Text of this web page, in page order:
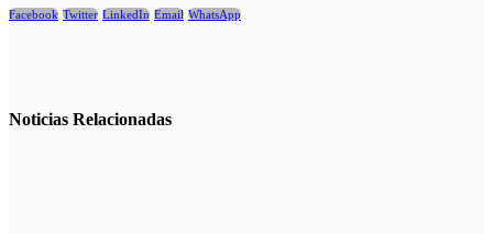
Facebook Twitter LinkedIn Email WhatsApp
Noticias Relacionadas